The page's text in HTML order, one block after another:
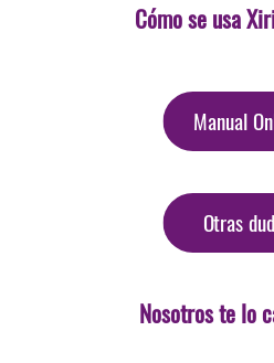
Cómo se usa
Manual
Otras
Nosotros te lo